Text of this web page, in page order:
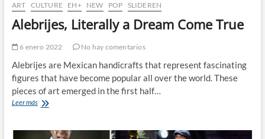
ART CULTURE EH+ NEW POP SLIDEREN
Alebrijes, Literally a Dream Come True
6 enero 2022 No hay comentarios
Alebrijes are Mexican handicrafts that represent fascinating
figures that have become popular all over the world. These
pieces of art emerged in the first half…
Leer másAlebrijes,
Dream